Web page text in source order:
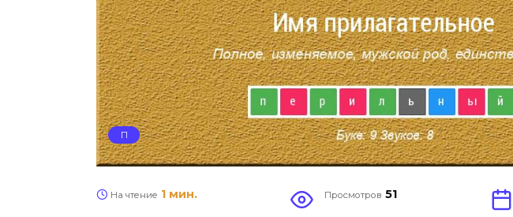
П
На чтение 1 мин. Просмотров 51